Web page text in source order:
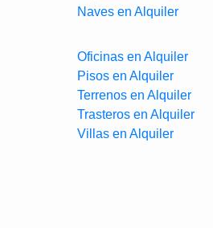
Naves en Alquiler
Oficinas en Alquiler
Pisos en Alquiler
Terrenos en Alquiler
Trasteros en Alquiler
Villas en Alquiler